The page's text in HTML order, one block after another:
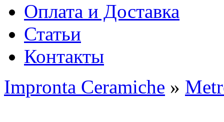
Оплата и Доставка
Статьи
Контакты
Impronta Ceramiche »